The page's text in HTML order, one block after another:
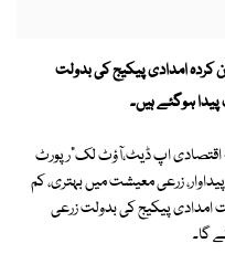
کردہ امدادی پیکیج کی بدولت
اقتصادی اپ ڈیٹ،آؤٹ لک"رپورٹ
زرعی معیشت میں بہتری، کم
امدادی پیکیج کی بدولت زرعی